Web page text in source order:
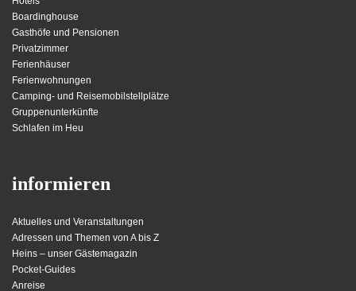
Boardinghouse
Gasthöfe und Pensionen
Privatzimmer
Ferienhäuser
Ferienwohnungen
Camping- und Reisemobilstellplätze
Gruppenunterkünfte
Schlafen im Heu
informieren
Aktuelles und Veranstaltungen
Adressen und Themen von A bis Z
Heins – unser Gästemagazin
Pocket-Guides
Anreise